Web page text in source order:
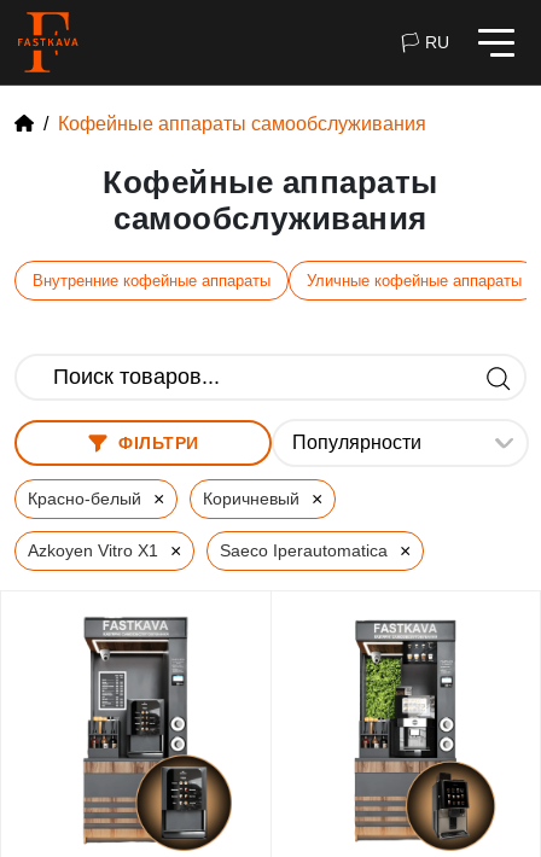
🏳 RU
Кофейные аппараты самообслуживания
Кофейные аппараты
самообслуживания
Внутренние кофейные аппараты Уличные кофейные аппараты
ФІЛЬТРИ
Красно-белый × Коричневый ×
Azkoyen Vitro X1 × Saeco Iperautomatica ×